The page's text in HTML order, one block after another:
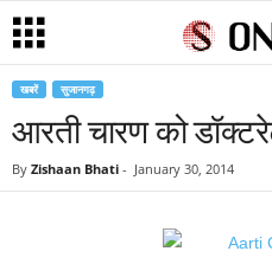
खबरें सुजानगढ़
आरती चारण को
By Zishaan Bhati - January 30, 2014